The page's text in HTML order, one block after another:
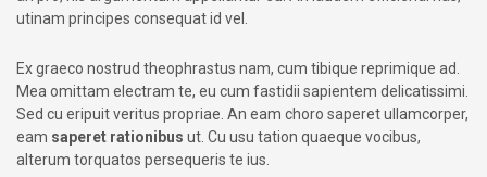
utinam principes consequat id vel.
Ex graeco nostrud theophrastus nam, cum tibique reprimique ad.
Mea omittam electram te, eu cum fastidii sapientem delicatissimi.
Sed cu eripuit veritus propriae. An eam choro saperet ullamcorper,
eam saperet rationibus ut. Cu usu tation quaeque vocibus,
alterum torquatos persequeris te ius.